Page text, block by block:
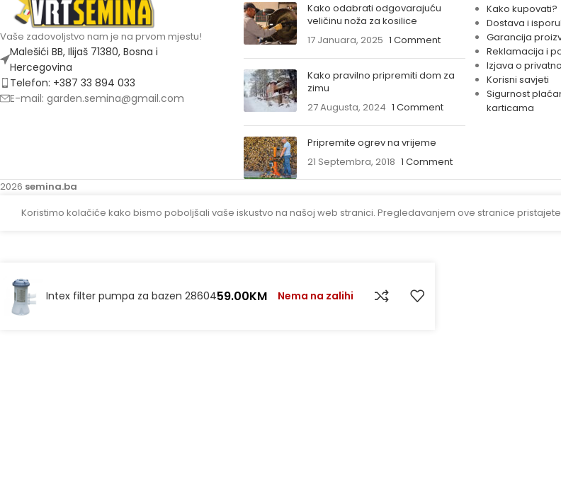
Vaše zadovoljstvo nam je na prvom mjestu!
Malešići BB, Ilijaš 71380, Bosna i
Hercegovina
Telefon: +387 33 894 033
E-mail: garden.semina@gmail.com
Kako odabrati odgovarajuću
veličinu noža za kosilice
17 Januara, 2025 1 Comment
Kako pravilno pripremiti dom za
zimu
27 Augusta, 2024 1 Comment
Pripremite ogrev na vrijeme
21 Septembra, 2018 1 Comment
Kako kupovati?
Dostava i
Garancija
Reklamacija i
Izjava o
Korisni savjeti
Sigurnost
karticama
2026 semina.ba
Koristimo kolačiće kako bismo poboljšali vaše iskustvo na našoj web stranici. Pregledavanjem ove stranice
Intex filter pumpa za bazen 2860459.00KM Nema na zalihi